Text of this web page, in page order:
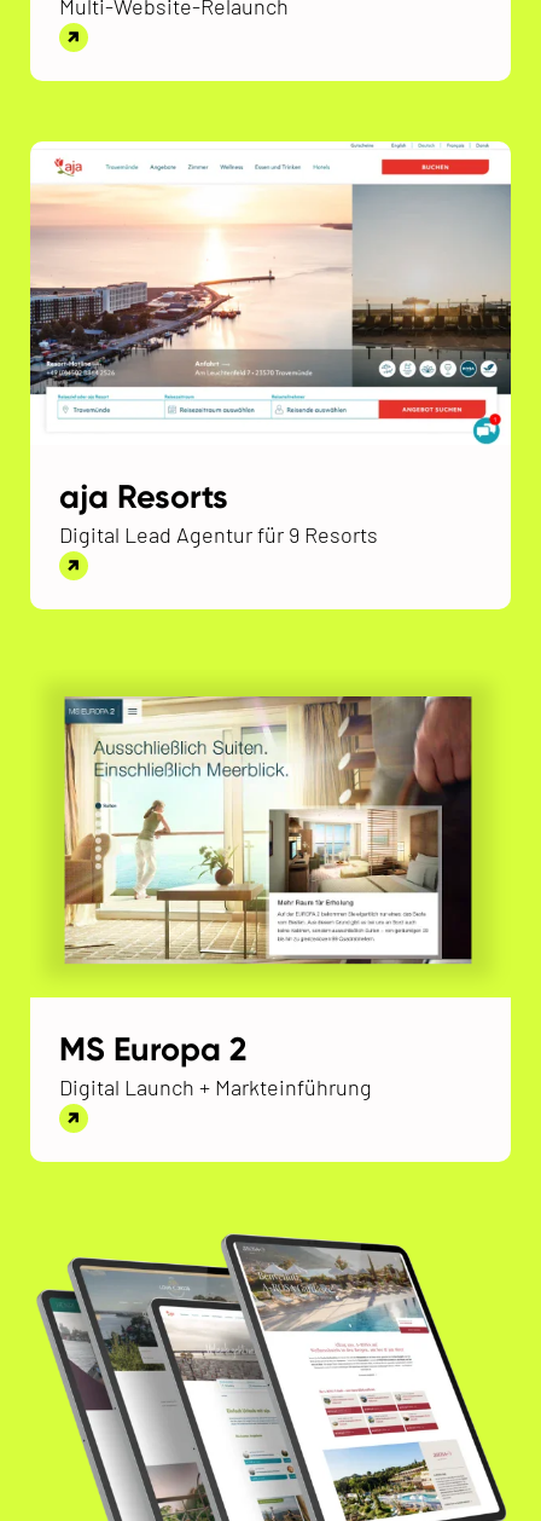
Multi-Website-Relaunch
aja Resorts
Digital Lead Agentur für 9 Resorts
MS Europa 2
Digital Launch + Markteinführung